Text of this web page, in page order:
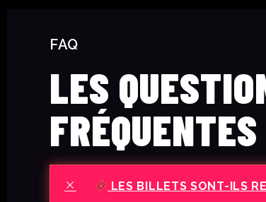
FAQ
LES
FRÉQUENTES
LES BILLETS SONT-ILS